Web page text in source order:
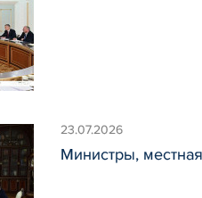
23.07.2026
Министры,